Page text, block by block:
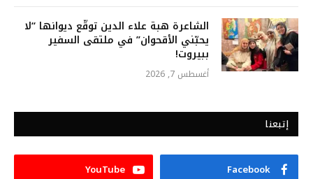
الشاعرة هبة علاء الدين توقّع ديوانها “لا
يحبّني الأقحوان” في ملتقى السفير
ببيروت!
أغسطس 7, 2026
إتبعنا
Facebook
YouTube